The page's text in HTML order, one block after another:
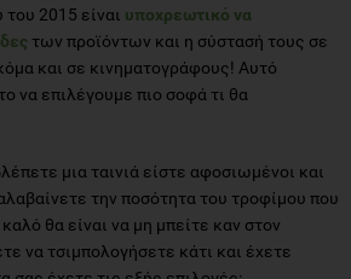
2015 είναι υποχρεωτικό να
των προϊόντων και η σύστασή τους σε
και σε κινηματογράφους! Αυτό
να επιλέγουμε πιο σοφά τι θα
μια ταινιά είστε αφοσιωμένοι και
την ποσότητα του τροφίμου που
θα είναι να μη μπείτε καν στον
να τσιμπολογήσετε κάτι και έχετε